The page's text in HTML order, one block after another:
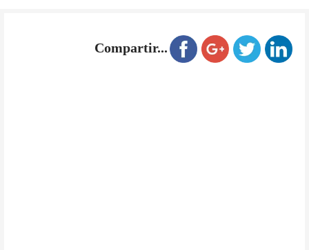
Compartir...